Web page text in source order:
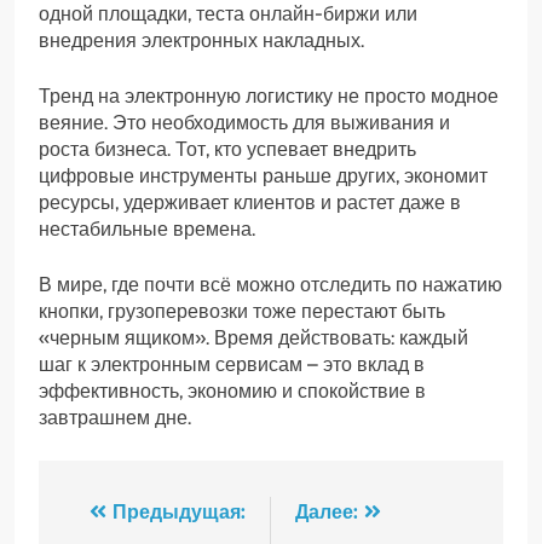
одной площадки, теста онлайн-биржи или
внедрения электронных накладных.
Тренд на электронную логистику не просто модное
веяние. Это необходимость для выживания и
роста бизнеса. Тот, кто успевает внедрить
цифровые инструменты раньше других, экономит
ресурсы, удерживает клиентов и растет даже в
нестабильные времена.
В мире, где почти всё можно отследить по нажатию
кнопки, грузоперевозки тоже перестают быть
«черным ящиком». Время действовать: каждый
шаг к электронным сервисам – это вклад в
эффективность, экономию и спокойствие в
завтрашнем дне.
Навигация
Предыдущая:
Далее: